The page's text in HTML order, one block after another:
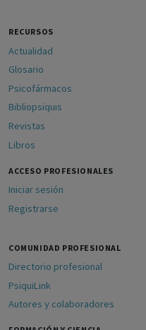
RECURSOS
Actualidad
Glosario
Psicofármacos
Bibliopsiquis
Revistas
Libros
ACCESO PROFESIONALES
Iniciar sesión
Registrarse
COMUNIDAD PROFESIONAL
Directorio profesional
PsiquiLink
Autores y colaboradores